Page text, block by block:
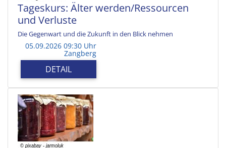
Tageskurs: Älter werden/Ressourcen
und Verluste
Die Gegenwart und die Zukunft in den Blick nehmen
05.09.2026 09:30 Uhr
Zangberg
DETAIL